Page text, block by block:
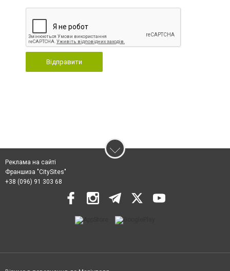
Відправити
Реклама на сайті
Франшиза "CitySites"
+38 (096) 91 303 68